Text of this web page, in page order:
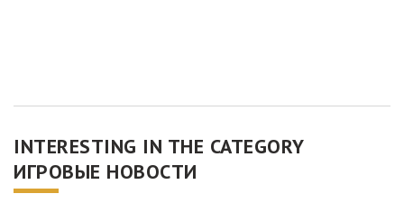
INTERESTING IN THE CATEGORY
ИГРОВЫЕ НОВОСТИ